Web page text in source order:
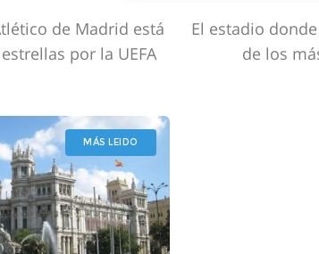
de Madrid está
por la UEFA
El estadio
de los
MÁS LEIDO